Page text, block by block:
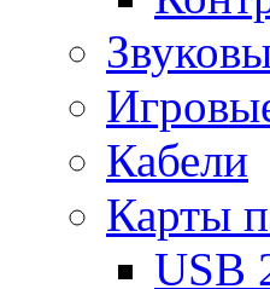
Кабели
Карты
USB